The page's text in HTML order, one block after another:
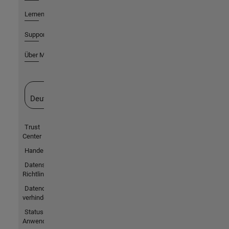
Lernen
Support
Über MathWorks
Deutschland
Trust
Center
Handelsmarken
Datenschutz-
Richtlinien
Datendiebstahl
verhindern
Status von
Anwendungen